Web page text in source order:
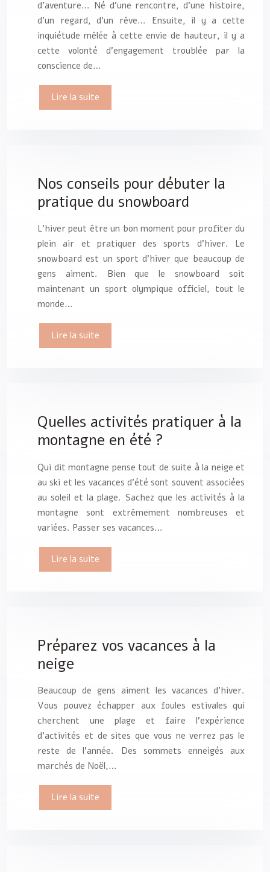
d’aventure… Né d’une rencontre, d’une histoire,
d’un regard, d’un rêve… Ensuite, il y a cette
inquiétude mêlée à cette envie de hauteur, il y a
cette volonté d’engagement troublée par la
conscience de…
Lire la suite
Nos conseils pour débuter la
pratique du snowboard
L’hiver peut être un bon moment pour profiter du
plein air et pratiquer des sports d’hiver. Le
snowboard est un sport d’hiver que beaucoup de
gens aiment. Bien que le snowboard soit
maintenant un sport olympique officiel, tout le
monde…
Lire la suite
Quelles activités pratiquer à la
montagne en été ?
Qui dit montagne pense tout de suite à la neige et
au ski et les vacances d’été sont souvent associées
au soleil et la plage. Sachez que les activités à la
montagne sont extrêmement nombreuses et
variées. Passer ses vacances…
Lire la suite
Préparez vos vacances à la
neige
Beaucoup de gens aiment les vacances d’hiver.
Vous pouvez échapper aux foules estivales qui
cherchent une plage et faire l’expérience
d’activités et de sites que vous ne verrez pas le
reste de l’année. Des sommets enneigés aux
marchés de Noël,…
Lire la suite